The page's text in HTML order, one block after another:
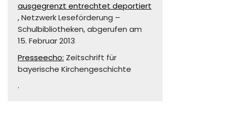
ausgegrenzt entrechtet deportiert
, Netzwerk Leseförderung –
Schulbibliotheken, abgerufen am
15. Februar 2013
Presseecho: Zeitschrift für
bayerische Kirchengeschichte
.